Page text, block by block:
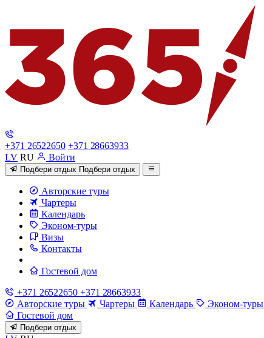
+371 26522650 +371 28663933
LV RU Войти
Подбери отдых Подбери отдых
Авторские туры
Чартеры
Календарь
Эконом-туры
Визы
Контакты
Гостевой дом
+371 26522650 +371 28663933
Авторские туры
Чартеры Календарь Эконом-туры
Гостевой дом
Подбери отдых